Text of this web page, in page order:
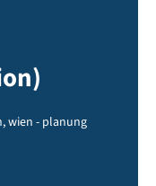
wien - planung